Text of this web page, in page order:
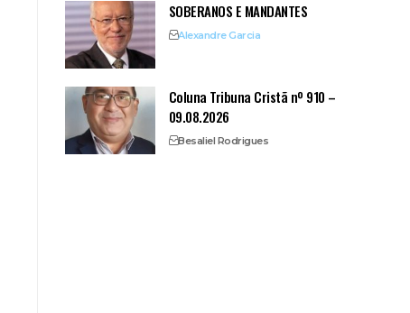
SOBERANOS E MANDANTES
Alexandre Garcia
Coluna Tribuna Cristã nº 910 –
09.08.2026
Besaliel Rodrigues